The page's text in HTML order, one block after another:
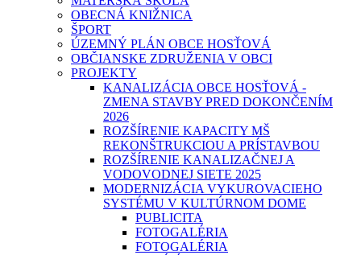
OBECNÁ KNIŽNICA
ŠPORT
ÚZEMNÝ PLÁN OBCE HOSŤOVÁ
OBČIANSKE ZDRUŽENIA V OBCI
PROJEKTY
KANALIZÁCIA OBCE HOSŤOVÁ -
ZMENA STAVBY PRED DOKONČENÍM
2026
ROZŠÍRENIE KAPACITY MŠ
REKONŠTRUKCIOU A PRÍSTAVBOU
ROZŠÍRENIE KANALIZAČNEJ A
VODOVODNEJ SIETE 2025
MODERNIZÁCIA VYKUROVACIEHO
SYSTÉMU V KULTÚRNOM DOME
PUBLICITA
FOTOGALÉRIA
FOTOGALÉRIA